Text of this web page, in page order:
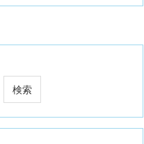
検索